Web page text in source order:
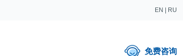
EN RU
免费咨询